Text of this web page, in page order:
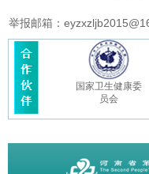
举报邮箱：
国家卫生健康委
员会